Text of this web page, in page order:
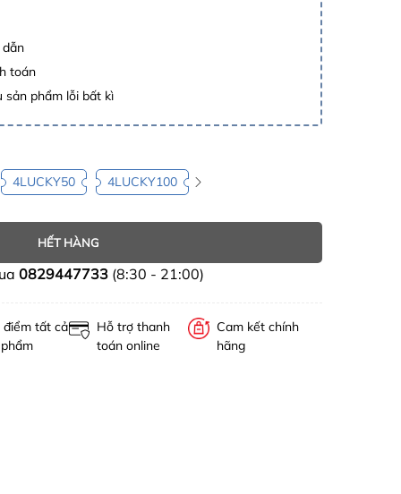
toán
phẩm lỗi bất kì
4LUCKY50 4LUCKY100
HẾT HÀNG
0829447733(8:30 - 21:00)
điểm tất cả
Hỗ trợ thanh
toán online
Cam kết chính
hãng